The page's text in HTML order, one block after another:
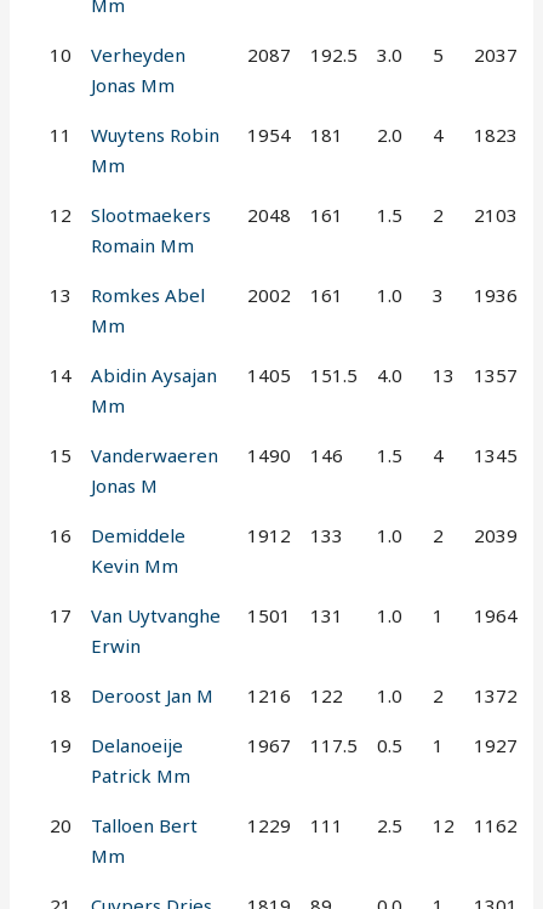
Mm
10
Verheyden
Jonas Mm
2087 192.5 3.0 5 2037
11
Wuytens Robin
Mm
1954 181 2.0 4 1823
12
Slootmaekers
Romain Mm
2048 161 1.5 2 2103
13
Romkes Abel
Mm
2002 161 1.0 3 1936
14
Abidin Aysajan
Mm
1405 151.5 4.0 13 1357
15
Vanderwaeren
Jonas M
1490 146 1.5 4 1345
16
Demiddele
Kevin Mm
1912 133 1.0 2 2039
17
Van Uytvanghe
Erwin
1501 131 1.0 1 1964
18 Deroost Jan M 1216 122 1.0 2 1372
19
Delanoeije
Patrick Mm
1967 117.5 0.5 1 1927
20
Talloen Bert
Mm
1229 111 2.5 12 1162